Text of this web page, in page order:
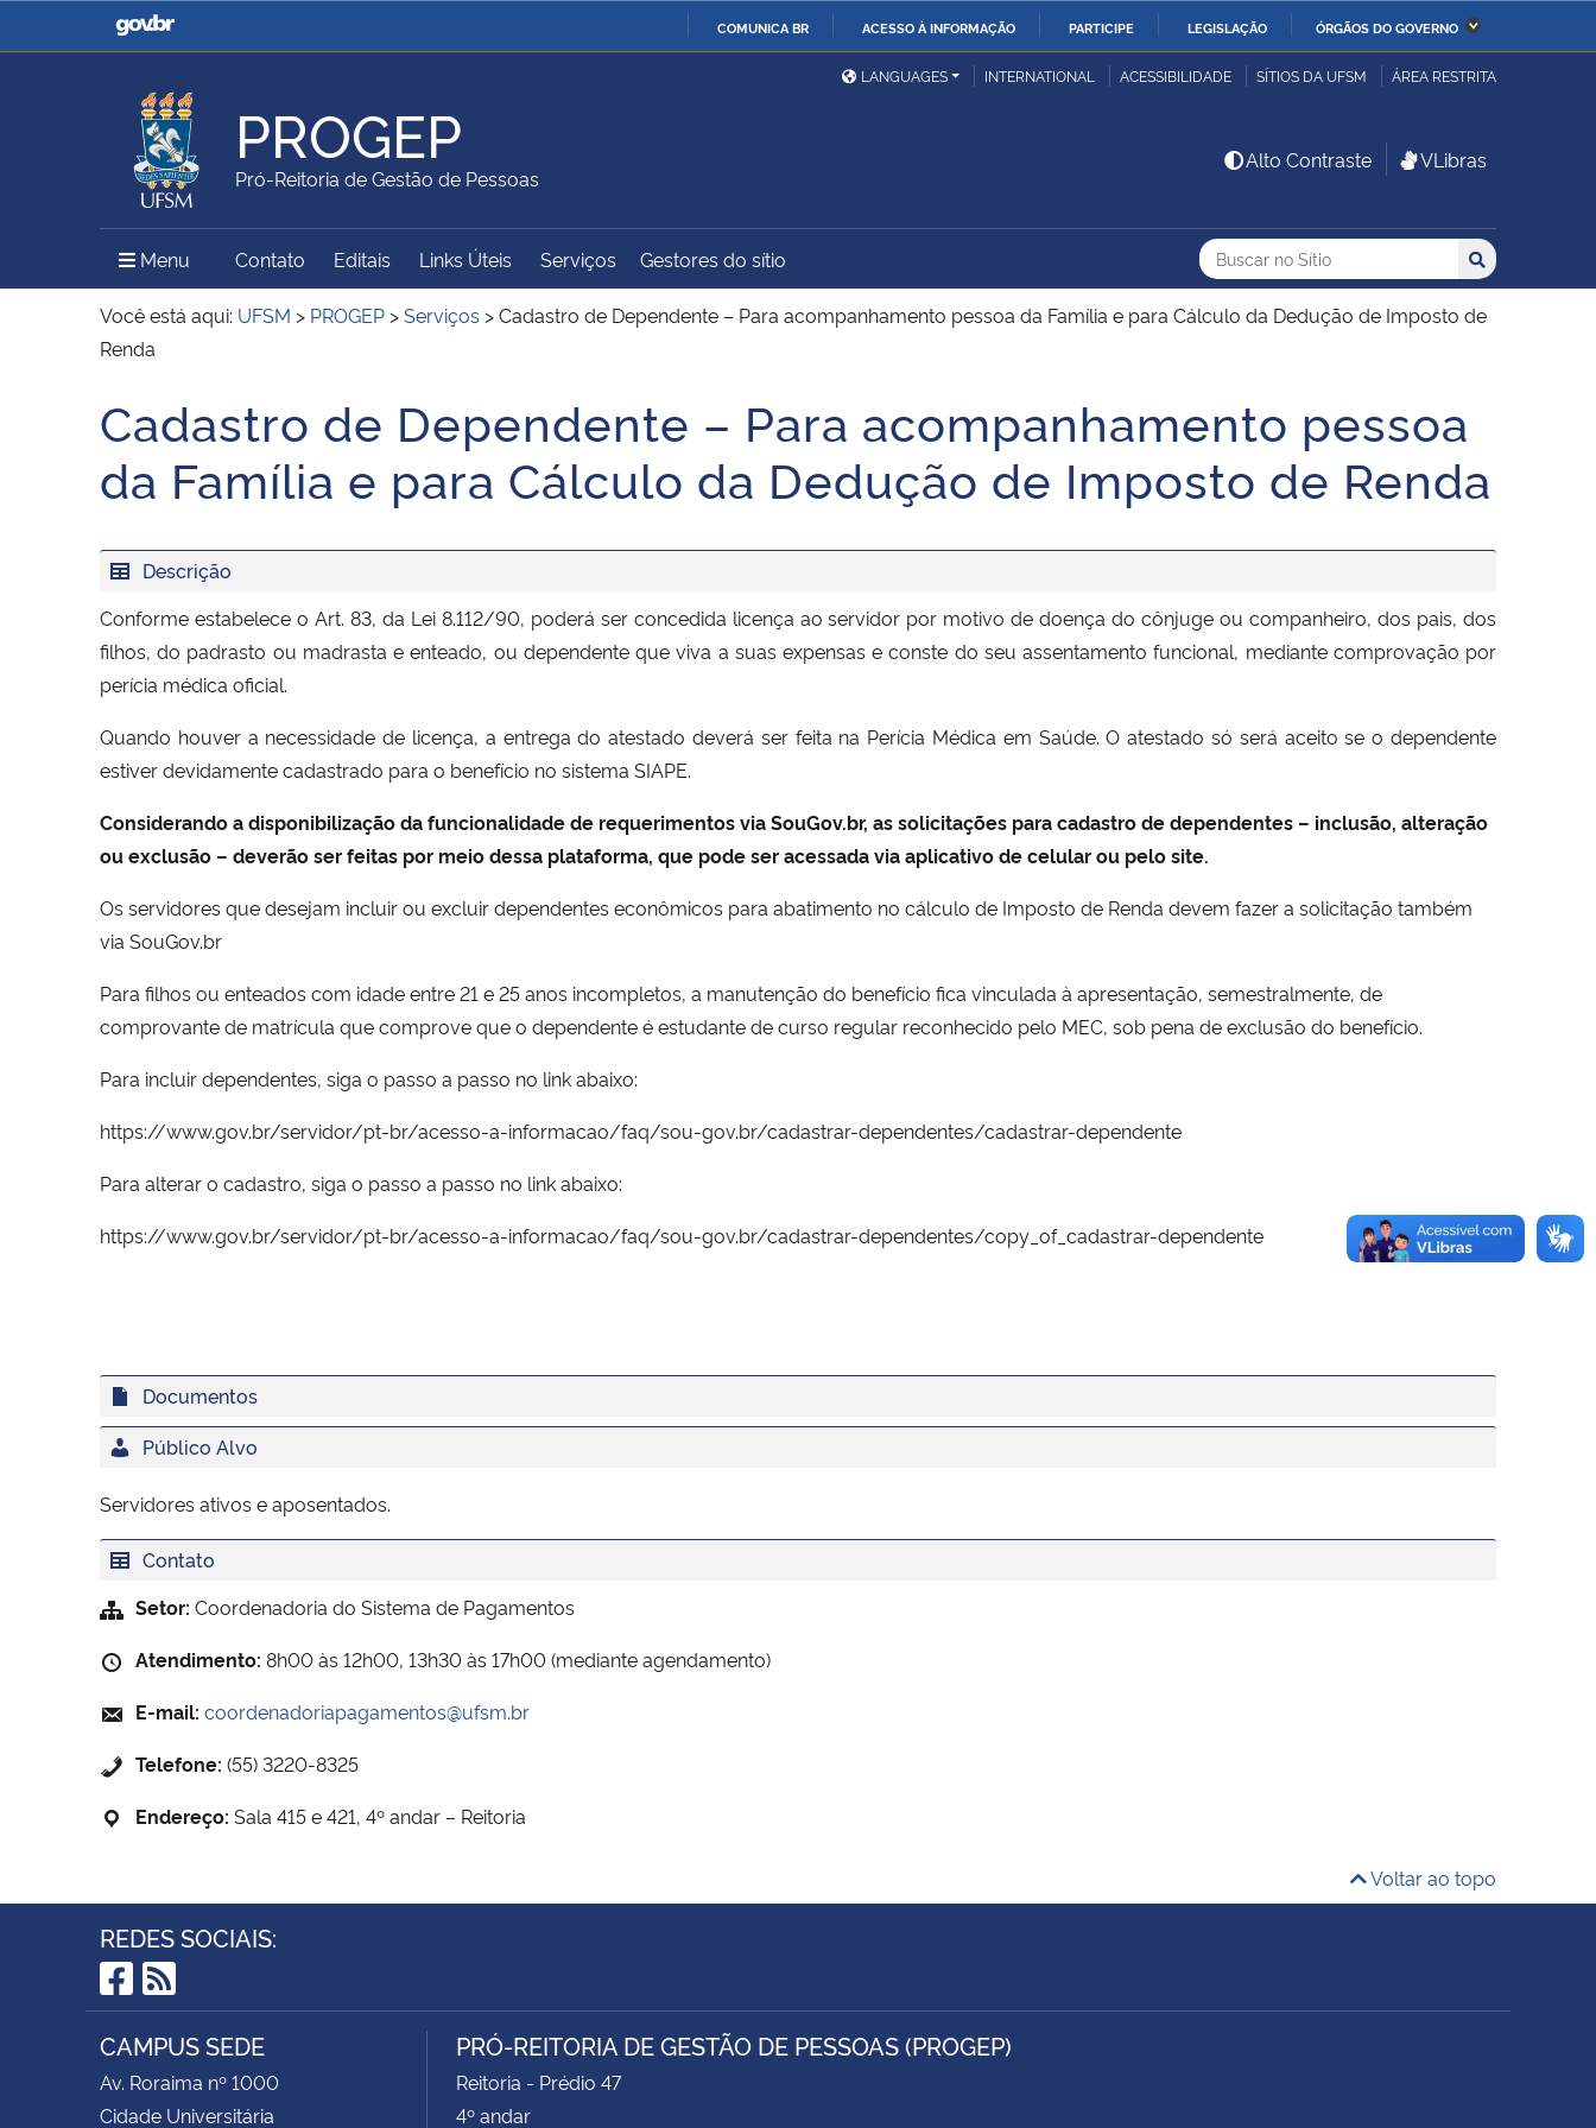
COMUNICA BR ACESSO À INFORMAÇÃO PARTICIPE LEGISLAÇÃO ÓRGÃOS DO GOVERNO
Casa Civil
Ministério da Justiça e
Ministério da Defesa
Ministério das Relações
Exteriores
Ministério da Economia Ministério da Infraestrutura
Ministério da Agricultura,
Pecuária e Abastecimento
Ministério da Educação
Ministério da Ciência,
Tecnologia, Inovações e
Ministério do Meio Ambiente Ministério do Turismo
Ministério do
Desenvolvimento Regional
Família e dos Direitos
Secretaria de Governo
Gabinete de Segurança
Institucional
Advocacia-Geral da União Planalto
LANGUAGES INTERNATIONAL ACESSIBILIDADE SÍTIOS DA UFSM ÁREA RESTRITA
PROGEP
Pró-Reitoria de Gestão de Pessoas
Alto Contraste VLibras
Menu Menu Principal do Sítio
Contato Editais Links Úteis Serviços Gestores do sítio Busca
Buscar no no Sítio
Busca: Buscar
Você está aqui: UFSM > PROGEP >Serviços >Cadastro de Dependente – Para acompanhamento pessoa da Família e para Cálculo da Dedução de Imposto de
Renda
Início do conteúdo
Cadastro de Dependente – Para acompanhamento pessoa
da Família e para Cálculo da Dedução de Imposto de Renda
Descrição
Conforme estabelece o Art. 83, da Lei 8.112/90, poderá ser concedida licença ao servidor por motivo de doença do cônjuge ou companheiro, dos pais, dos
filhos, do padrasto ou madrasta e enteado, ou dependente que viva a suas expensas e conste do seu assentamento funcional, mediante comprovação por
perícia médica oficial.
Quando houver a necessidade de licença, a entrega do atestado deverá ser feita na Perícia Médica em Saúde. O atestado só será aceito se o dependente
estiver devidamente cadastrado para o benefício no sistema SIAPE.
Considerando a disponibilização da funcionalidade de requerimentos via SouGov.br, as solicitações para cadastro de dependentes – inclusão, alteração
ou exclusão – deverão ser feitas por meio dessa plataforma, que pode ser acessada via aplicativo de celular ou pelo site.
Os servidores que desejam incluir ou excluir dependentes econômicos para abatimento no cálculo de Imposto de Renda devem fazer a solicitação também
via SouGov.br
Para filhos ou enteados com idade entre 21 e 25 anos incompletos, a manutenção do benefício fica vinculada à apresentação, semestralmente, de
comprovante de matrícula que comprove que o dependente é estudante de curso regular reconhecido pelo MEC, sob pena de exclusão do benefício.
Para incluir dependentes, siga o passo a passo no link abaixo:
https://www.gov.br/servidor/pt-br/acesso-a-informacao/faq/sou-gov.br/cadastrar-dependentes/cadastrar-dependente
Para alterar o cadastro, siga o passo a passo no link abaixo:
https://www.gov.br/servidor/pt-br/acesso-a-informacao/faq/sou-gov.br/cadastrar-dependentes/copy_of_cadastrar-dependente
Documentos
Público Alvo
Servidores ativos e aposentados.
Contato
Setor: Coordenadoria do Sistema de Pagamentos
Atendimento: 8h00 às 12h00, 13h30 às 17h00 (mediante agendamento)
E-mail: coordenadoriapagamentos@ufsm.br
Telefone: (55) 3220-8325
Endereço: Sala 415 e 421, 4º andar – Reitoria
Voltar ao topo
REDES SOCIAIS:
Facebook
RSS
CAMPUS SEDE
Av. Roraima nº 1000
Cidade Universitária
PRÓ-REITORIA DE GESTÃO DE PESSOAS (PROGEP)
Reitoria - Prédio 47
4º andar